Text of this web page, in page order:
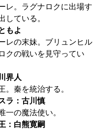
レ。ラグナロクに出場す
している。
もよ
レの末妹。ブリュンヒル
クの戦いを見守ってい
界人
秦を統治する。
ラ：古川慎
の魔法使い。
：白熊寛嗣